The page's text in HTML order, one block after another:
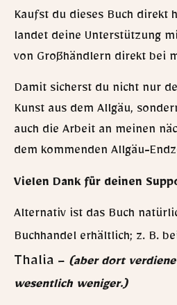
Kaufst du dieses Buch direkt
landet deine Unterstützung
von Großhändlern direkt bei
Damit sicherst du nicht nur
Kunst aus dem Allgäu,
auch die Arbeit an meinen
dem kommenden Allgäu-
Vielen Dank für deinen
Alternativ ist das Buch
Buchhandel erhältlich; z. B.
Thalia – (aber dort
wesentlich weniger.)